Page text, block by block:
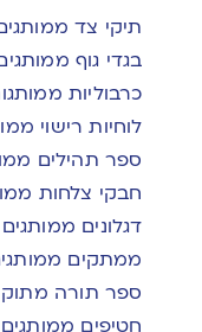
תיקי צד
בגדי גוף
כרבוליות
לוחיות רישוי
ספר תהילים
חבקי צלחות
דגלונים ממותגים
ממתקים
ספר תורה
חטיפים ממותגים